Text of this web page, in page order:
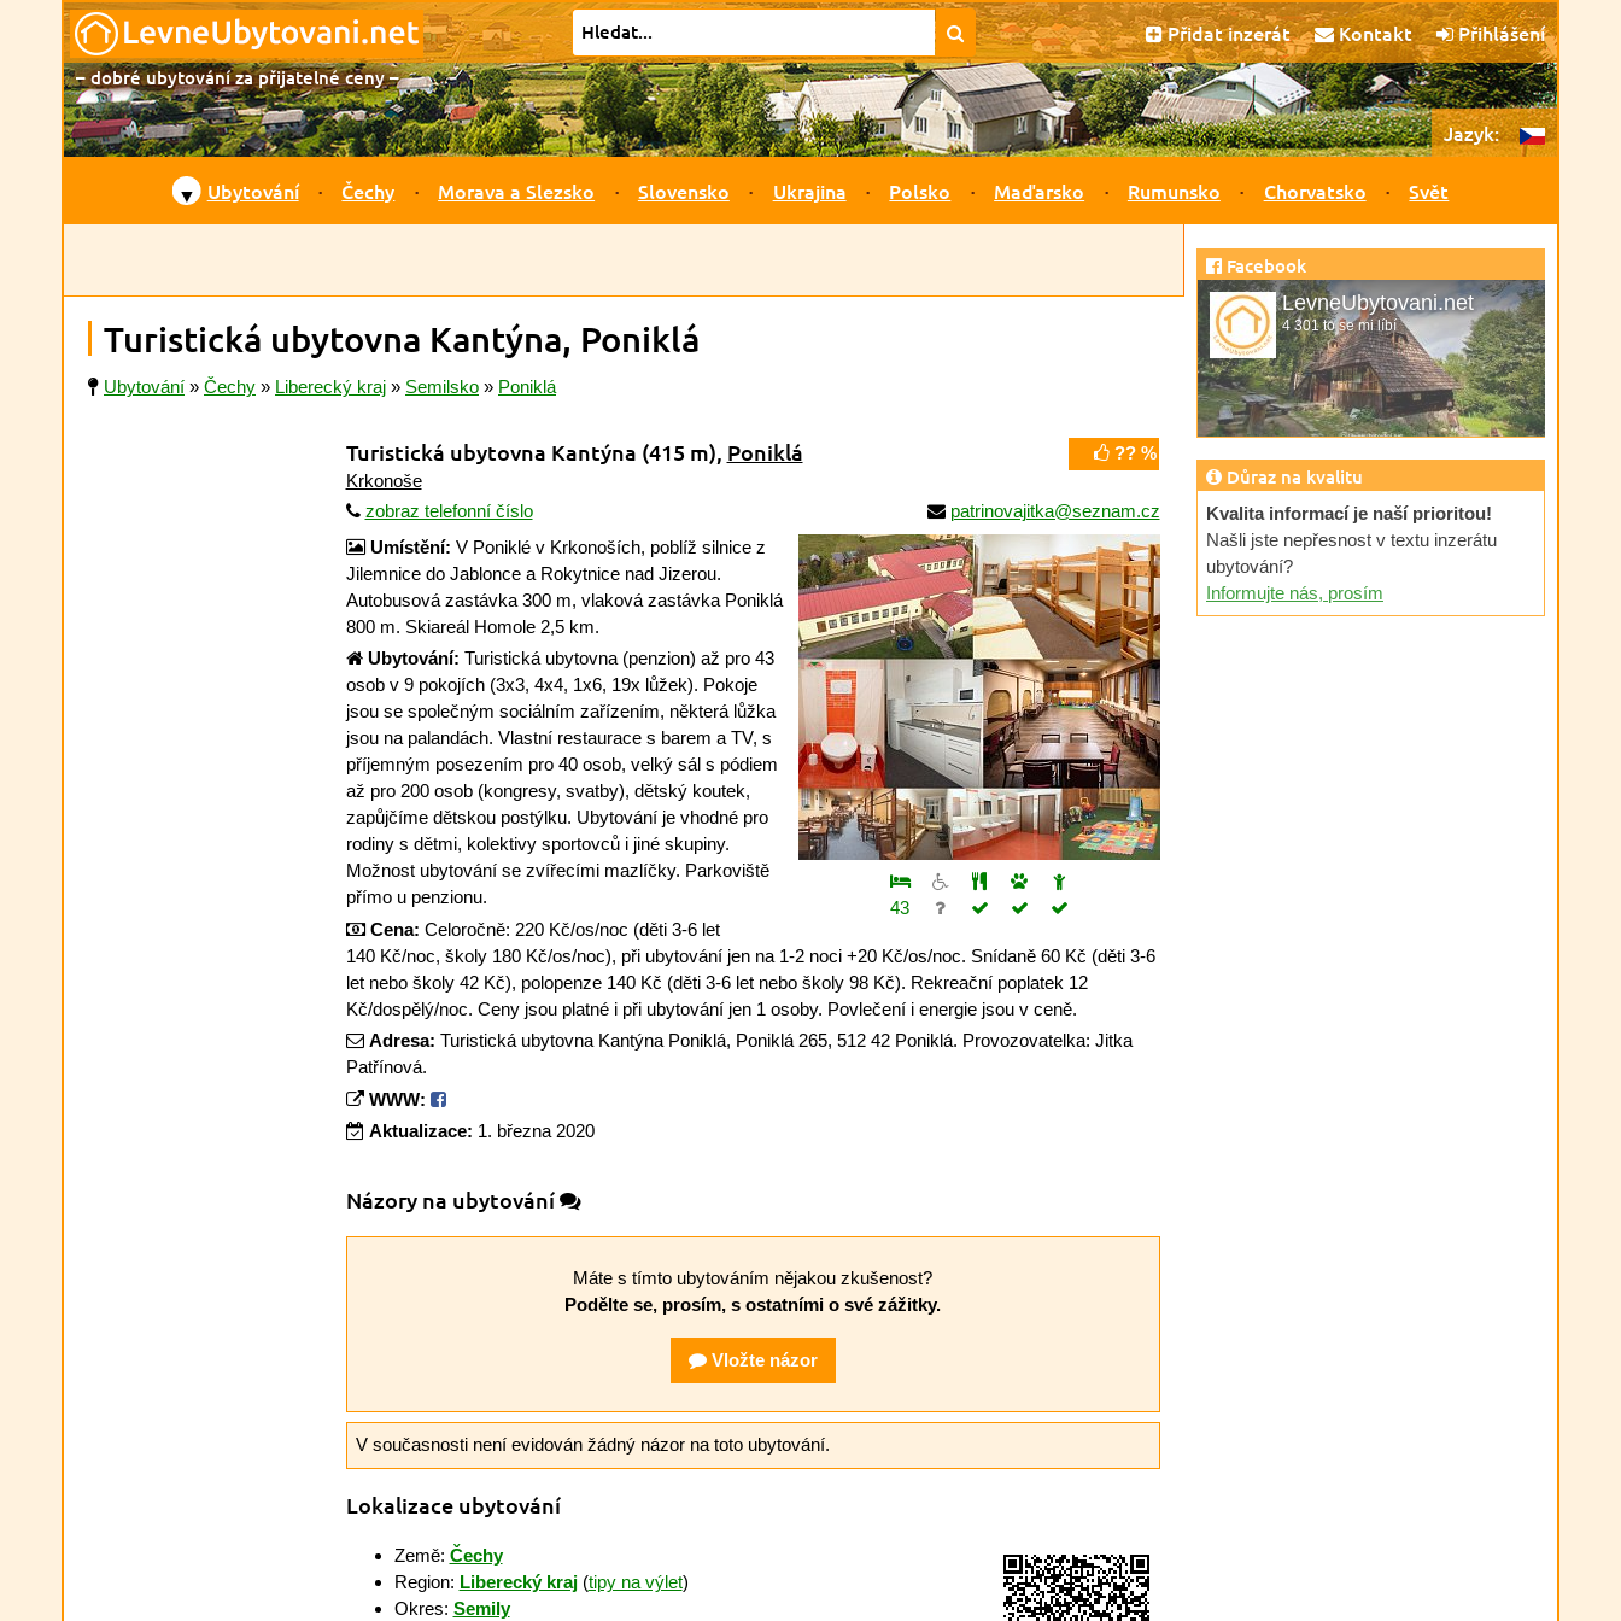
Přidat inzerát Kontakt Přihlášení
– dobré ubytování za přijatelné ceny –
Jazyk:
▼ Ubytování Čechy Morava a Slezsko Slovensko Ukrajina Polsko Maďarsko Rumunsko Chorvatsko Svět
Turistická ubytovna Kantýna, Poniklá
Ubytování » Čechy » Liberecký kraj » Semilsko » Poniklá
?? %
Turistická ubytovna Kantýna (415 m), Poniklá
Krkonoše
zobraz telefonní číslo
patrinovajitka@seznam.cz
43
Umístění: V Poniklé v Krkonoších, poblíž silnice z
Jilemnice do Jablonce a Rokytnice nad Jizerou.
Autobusová zastávka 300 m, vlaková zastávka Poniklá
800 m. Skiareál Homole 2,5 km.
Ubytování: Turistická ubytovna (penzion) až pro 43
osob v 9 pokojích (3x3, 4x4, 1x6, 19x lůžek). Pokoje
jsou se společným sociálním zařízením, některá lůžka
jsou na palandách. Vlastní restaurace s barem a TV, s
příjemným posezením pro 40 osob, velký sál s pódiem
až pro 200 osob (kongresy, svatby), dětský koutek,
zapůjčíme dětskou postýlku. Ubytování je vhodné pro
rodiny s dětmi, kolektivy sportovců i jiné skupiny.
Možnost ubytování se zvířecími mazlíčky. Parkoviště
přímo u penzionu.
Cena: Celoročně: 220 Kč/os/noc (děti 3-6 let
140 Kč/noc, školy 180 Kč/os/noc), při ubytování jen na 1-2 noci +20 Kč/os/noc. Snídaně 60 Kč (děti 3-6
let nebo školy 42 Kč), polopenze 140 Kč (děti 3-6 let nebo školy 98 Kč). Rekreační poplatek 12
Kč/dospělý/noc. Ceny jsou platné i při ubytování jen 1 osoby. Povlečení i energie jsou v ceně.
Adresa: Turistická ubytovna Kantýna Poniklá, Poniklá 265, 512 42 Poniklá. Provozovatelka: Jitka
Patřínová.
WWW:
Aktualizace: 1. března 2020
Názory na ubytování
Máte s tímto ubytováním nějakou zkušenost?
Podělte se, prosím, s ostatními o své zážitky.
Vložte názor
V současnosti není evidován žádný názor na toto ubytování.
Lokalizace ubytování
Země: Čechy
Region: Liberecký kraj(tipy na výlet)
Okres: Semily
Facebook
LevneUbytovani.net
4 301 to se mi líbí
Důraz na kvalitu
Kvalita informací je naší prioritou!
Našli jste nepřesnost v textu inzerátu
ubytování?
Informujte nás, prosím